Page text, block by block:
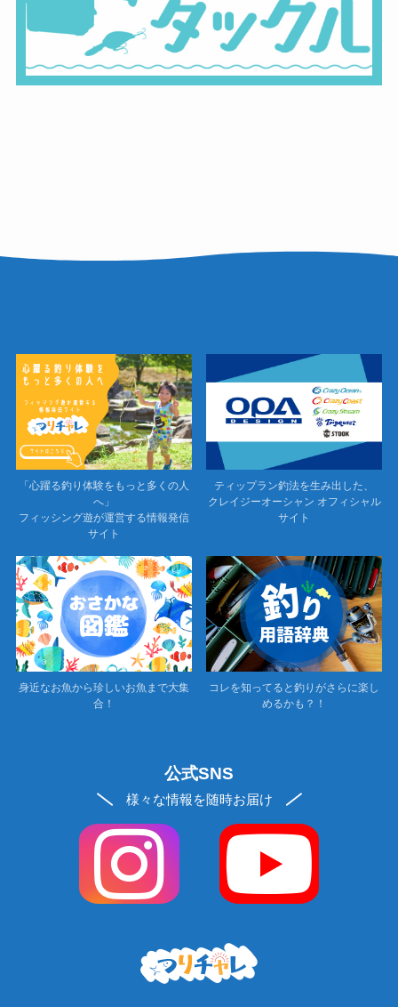
「心躍る釣り体験をもっと多くの人
へ」
フィッシング遊が運営する情報発信
サイト
ティップラン釣法を生み出した、
クレイジーオーシャン オフィシャル
サイト
身近なお魚から珍しいお魚まで大集
合！
コレを知ってると釣りがさらに楽し
めるかも？！
公式SNS
様々な情報を随時お届け